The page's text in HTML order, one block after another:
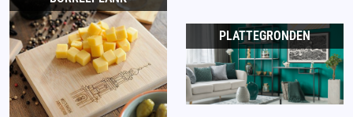
PLATTEGRONDEN